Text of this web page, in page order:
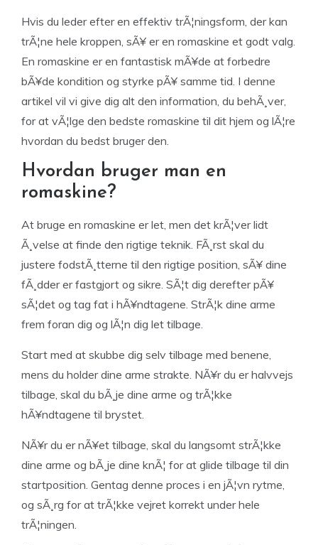
Hvis du leder efter en effektiv trÃ¦ningsform, der kan
trÃ¦ne hele kroppen, sÃ¥ er en romaskine et godt valg.
En romaskine er en fantastisk mÃ¥de at forbedre
bÃ¥de kondition og styrke pÃ¥ samme tid. I denne
artikel vil vi give dig alt den information, du behÃ¸ver,
for at vÃ¦lge den bedste romaskine til dit hjem og lÃ¦re
hvordan du bedst bruger den.
Hvordan bruger man en
romaskine?
At bruge en romaskine er let, men det krÃ¦ver lidt
Ã¸velse at finde den rigtige teknik. FÃ¸rst skal du
justere fodstÃ¸tterne til den rigtige position, sÃ¥ dine
fÃ¸dder er fastgjort og sikre. SÃ¦t dig derefter pÃ¥
sÃ¦det og tag fat i hÃ¥ndtagene. StrÃ¦k dine arme
frem foran dig og lÃ¦n dig let tilbage.
Start med at skubbe dig selv tilbage med benene,
mens du holder dine arme strakte. NÃ¥r du er halvvejs
tilbage, skal du bÃ¸je dine arme og trÃ¦kke
hÃ¥ndtagene til brystet.
NÃ¥r du er nÃ¥et tilbage, skal du langsomt strÃ¦kke
dine arme og bÃ¸je dine knÃ¦ for at glide tilbage til din
startposition. Gentag denne proces i en jÃ¦vn rytme,
og sÃ¸rg for at trÃ¦kke vejret korrekt under hele
trÃ¦ningen.